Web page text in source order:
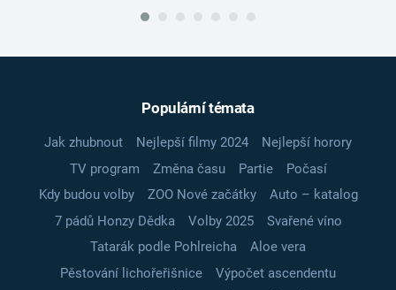
Populární témata
Jak zhubnout Nejlepší filmy 2024
Nejlepší horory
TV program
Změna času Partie
Počasí
Kdy budou volby
ZOO Nové začátky
Auto – katalog
7 pádů Honzy Dědka
Volby 2025
Svařené víno
Tatarák podle Pohlreicha
Aloe vera
Pěstování lichořeřišnice
Výpočet ascendentu